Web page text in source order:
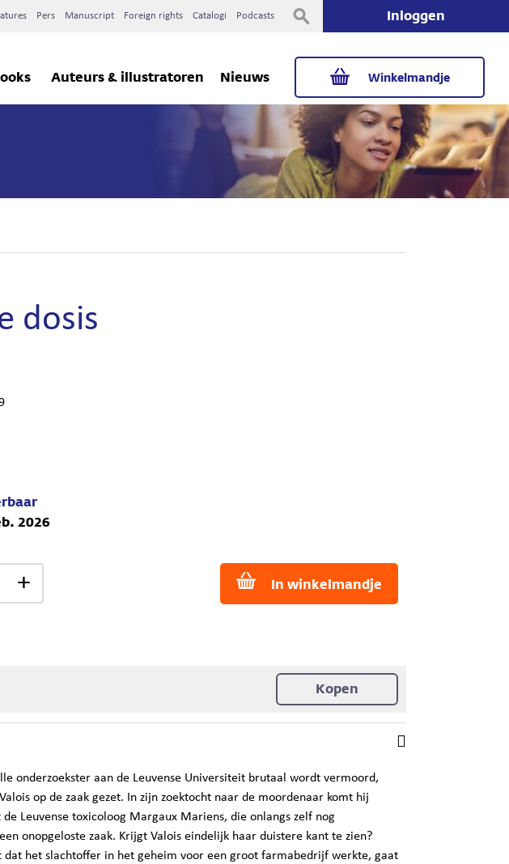
Pers Manuscript Foreign rights Catalogi Podcasts Inloggen
Winkelmandje
Auteurs & illustratoren Nieuws
dosis
2026
+ In winkelmandje
Kopen
onderzoekster aan de Leuvense Universiteit brutaal wordt vermoord,
op de zaak gezet. In zijn zoektocht naar de moordenaar komt hij
Leuvense toxicoloog Margaux Mariens, die onlangs zelf nog
onopgeloste zaak. Krijgt Valois eindelijk haar duistere kant te zien?
dat het slachtoffer in het geheim voor een groot farmabedrijf werkte, gaat